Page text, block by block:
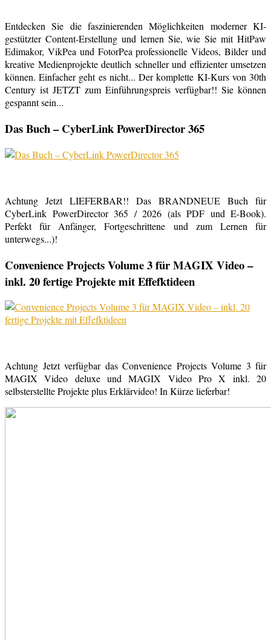
Entdecken Sie die faszinierenden Möglichkeiten moderner KI-
gestützter Content-Erstellung und lernen Sie, wie Sie mit HitPaw
Edimakor, VikPea und FotorPea professionelle Videos, Bilder und
kreative Medienprojekte deutlich schneller und effizienter umsetzen
können. Einfacher geht es nicht... Der komplette KI-Kurs von 30th
Century ist JETZT zum Einführungspreis verfügbar!! Sie können
gespannt sein...
Das Buch – CyberLink PowerDirector 365
Achtung Jetzt LIEFERBAR!! Das BRANDNEUE Buch für
CyberLink PowerDirector 365 / 2026 (als PDF und E-Book).
Perfekt für Anfänger, Fortgeschrittene und zum Lernen für
unterwegs...)!
Convenience Projects Volume 3 für MAGIX Video –
inkl. 20 fertige Projekte mit Effefktideen
Achtung Jetzt verfügbar das Convenience Projects Volume 3 für
MAGIX Video deluxe und MAGIX Video Pro X inkl. 20
selbsterstellte Projekte plus Erklärvideo! In Kürze lieferbar!